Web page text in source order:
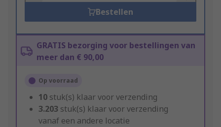
Bestellen
GRATIS bezorging voor bestellingen van
meer dan € 90,00
Op voorraad
10 stuk(s) klaar voor verzending
3.203 stuk(s) klaar voor verzending
vanaf een andere locatie